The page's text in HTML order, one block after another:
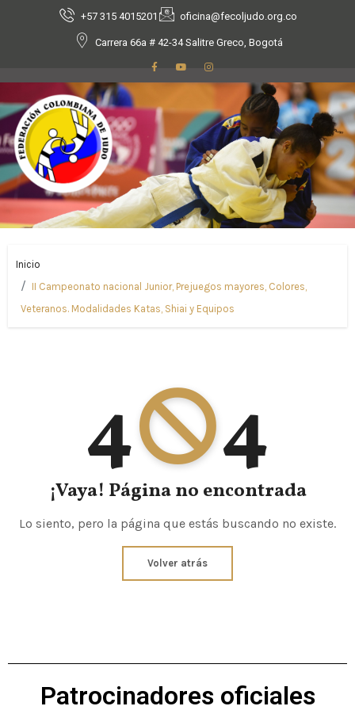
+57 315 4015201 oficina@fecoljudo.org.co
Carrera 66a # 42-34 Salitre Greco, Bogotá
Inicio
II Campeonato nacional Junior, Prejuegos mayores, Colores,
Veteranos. Modalidades Katas, Shiai y Equipos
4 4
¡Vaya! Página no encontrada
Lo siento, pero la página que estás buscando no existe.
Volver atrás
Patrocinadores oficiales